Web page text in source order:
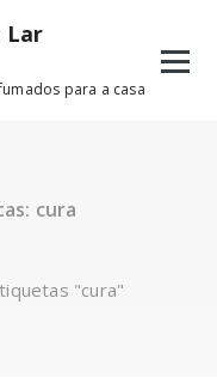
para a casa
cura
"cura"